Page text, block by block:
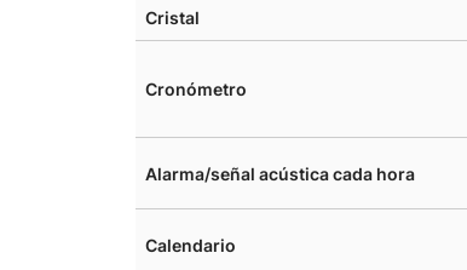
Cristal
Cronómetro
Alarma/señal acústica cada hora
Calendario